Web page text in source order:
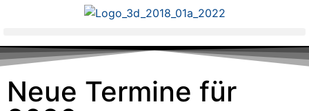
Neue Termine für